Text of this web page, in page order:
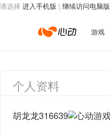
请选择 进入手机版 | 继续访问电脑版
心
动
游戏
个人资料
胡龙龙316639